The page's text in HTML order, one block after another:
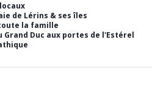
de Lérins & ses îles
la famille
Duc aux portes de l'Estérel